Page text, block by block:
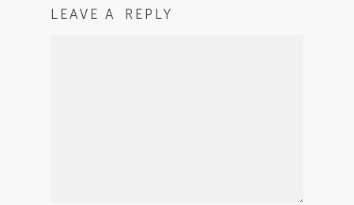
LEAVE A REPLY